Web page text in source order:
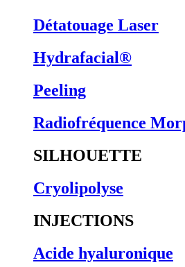
Détatouage Laser
Hydrafacial®
Peeling
Radiofréquence
SILHOUETTE
Cryolipolyse
INJECTIONS
Acide hyaluronique